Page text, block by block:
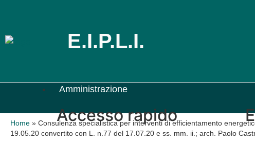
E.I.P.L.I.
Amministrazione
Accesso rapido
Home » Consulenza specialistica per interventi di efficientamento
19.05.20 convertito con L. n.77 del 17.07.20 e ss. mm. ii.; arch. Paolo